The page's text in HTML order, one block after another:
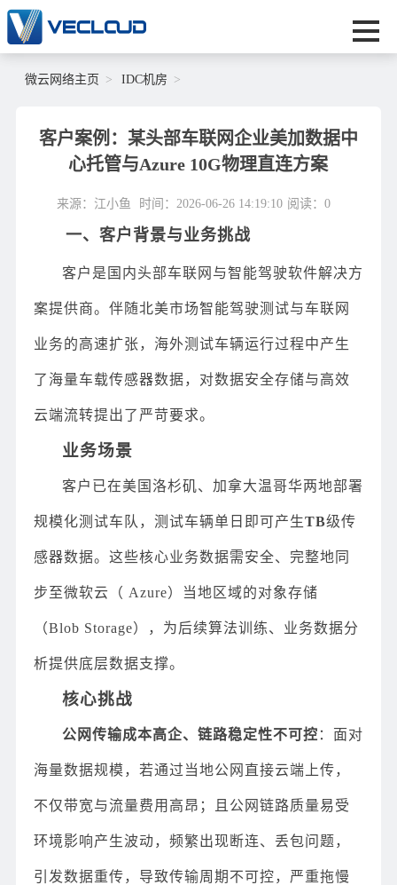
微云网络主页 IDC机房
客户案例：某头部车联网企业美加数据中
心托管与Azure 10G物理直连方案
来源：江小鱼 时间：2026-06-26 14:19:10 阅读：0
一、客户背景与业务挑战
客户是国内头部车联网与智能驾驶软件解决方
案提供商。伴随北美市场智能驾驶测试与车联网
业务的高速扩张，海外测试车辆运行过程中产生
了海量车载传感器数据，对数据安全存储与高效
云端流转提出了严苛要求。
业务场景
客户已在美国洛杉矶、加拿大温哥华两地部署
规模化测试车队，测试车辆单日即可产生TB级传
感器数据。这些核心业务数据需安全、完整地同
步至微软云（ Azure）当地区域的对象存储
（Blob Storage），为后续算法训练、业务数据分
析提供底层数据支撑。
核心挑战
公网传输成本高企、链路稳定性不可控 ：面对
海量数据规模，若通过当地公网直接云端上传，
不仅带宽与流量费用高昂；且公网链路质量易受
环境影响产生波动，频繁出现断连、丢包问题，
引发数据重传，导致传输周期不可控，严重拖慢